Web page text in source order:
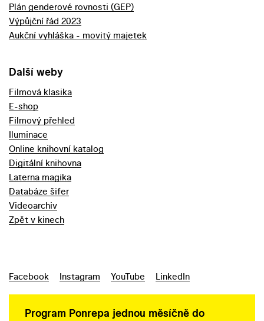
Plán genderové rovnosti (GEP)
Výpůjční řád 2023
Aukční vyhláška - movitý majetek
Další weby
Filmová klasika
E-shop
Filmový přehled
Iluminace
Online knihovní katalog
Digitální knihovna
Laterna magika
Databáze šifer
Videoarchiv
Zpět v kinech
Facebook Instagram YouTube LinkedIn
Program Ponrepa jednou měsíčně do